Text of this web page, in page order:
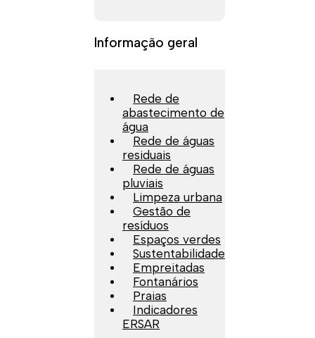
Informação geral
Rede de
abastecimento de
água
Rede de águas
residuais
Rede de águas
pluviais
Limpeza urbana
Gestão de
resíduos
Espaços verdes
Sustentabilidade
Empreitadas
Fontanários
Praias
Indicadores
ERSAR